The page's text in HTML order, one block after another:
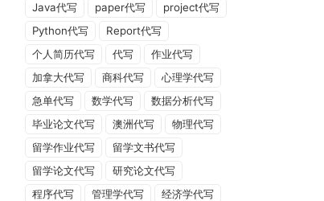
Java代写
paper代写
project代写
Python代写
Report代写
个人简历代写
代写
作业代写
加拿大代写
商科代写
心理学代写
急单代写
数学代写
数据分析代写
毕业论文代写
澳洲代写
物理代写
留学作业代写
留学文书代写
留学论文代写
研究论文代写
程序代写
管理学代写
经济学代写